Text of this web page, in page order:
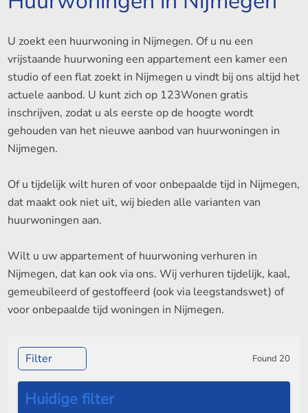
U zoekt een huurwoning in Nijmegen. Of u nu een
vrijstaande huurwoning een appartement een kamer een
studio of een flat zoekt in Nijmegen u vindt bij ons altijd het
actuele aanbod. U kunt zich op 123Wonen gratis
inschrijven, zodat u als eerste op de hoogte wordt
gehouden van het nieuwe aanbod van huurwoningen in
Nijmegen.
Of u tijdelijk wilt huren of voor onbepaalde tijd in Nijmegen,
dat maakt ook niet uit, wij bieden alle varianten van
huurwoningen aan.
Wilt u uw appartement of huurwoning verhuren in
Nijmegen, dat kan ook via ons. Wij verhuren tijdelijk, kaal,
gemeubileerd of gestoffeerd (ook via leegstandswet) of
voor onbepaalde tijd woningen in Nijmegen.
Filter Found 20